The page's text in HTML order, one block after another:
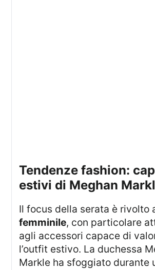
tendenze fashion: cappelli
estivi di Meghan
Il focus della serata è rivolto
femminile, con particolare
agli accessori capace di
l’outfit estivo. La duchessa
Markle ha sfoggiato durante